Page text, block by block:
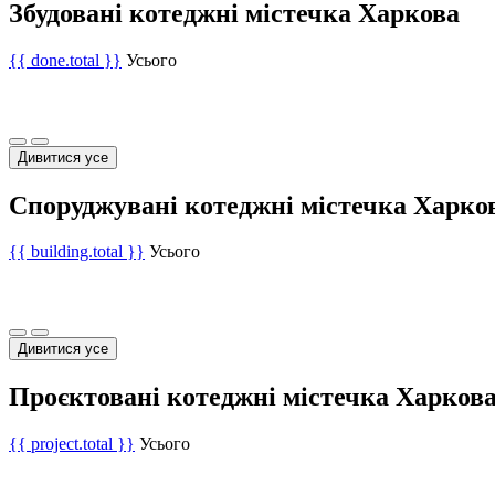
Збудовані котеджні містечка Харкова
{{ done.total }} Усього
Дивитися усе
Споруджувані котеджні містечка
{{ building.total }} Усього
Дивитися усе
Проєктовані котеджні містечка
{{ project.total }} Усього